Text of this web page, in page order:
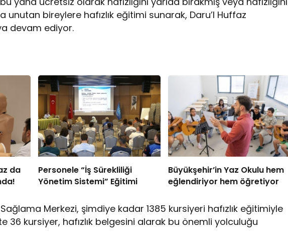
unutan bireylere hafızlık eğitimi sunarak, Daru’l Huffaz
devam ediyor.
da
Personele “İş Sürekliliği
Yönetim Sistemi” Eğitimi
Büyükşehir’in Yaz Okulu hem
eğlendiriyor hem öğretiyor
Sağlama Merkezi, şimdiye kadar 1385 kursiyeri hafızlık eğitimiyle
36 kursiyer, hafızlık belgesini alarak bu önemli yolculuğu